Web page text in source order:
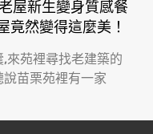
屋新生變身質感餐
然變得這麼美！
來苑裡尋找老建築的
苗栗苑裡有一家